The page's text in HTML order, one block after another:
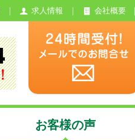
求人情報 会社概要
お客様の声